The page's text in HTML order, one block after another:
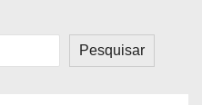
Pesquisar